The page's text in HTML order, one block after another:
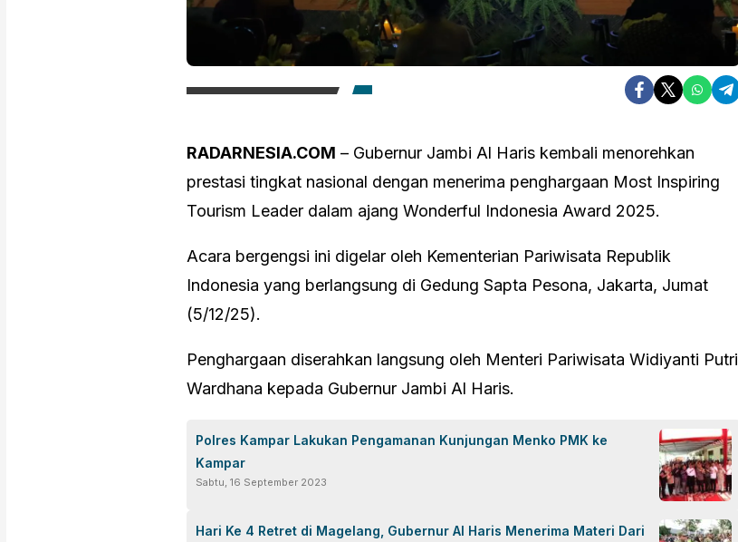
RADARNESIA.COM – Gubernur Jambi Al Haris kembali menorehkan
prestasi tingkat nasional dengan menerima penghargaan Most Inspiring
Tourism Leader dalam ajang Wonderful Indonesia Award 2025.
Acara bergengsi ini digelar oleh Kementerian Pariwisata Republik
Indonesia yang berlangsung di Gedung Sapta Pesona, Jakarta, Jumat
(5/12/25).
Penghargaan diserahkan langsung oleh Menteri Pariwisata Widiyanti Putri
Wardhana kepada Gubernur Jambi Al Haris.
Polres Kampar Lakukan Pengamanan Kunjungan Menko PMK ke
Kampar
Sabtu, 16 September 2023
Hari Ke 4 Retret di Magelang, Gubernur Al Haris Menerima Materi Dari